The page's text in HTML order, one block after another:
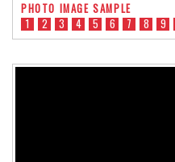
PHOTO IMAGE SAMPLE
1
2 3 4 5 6 7 8 9